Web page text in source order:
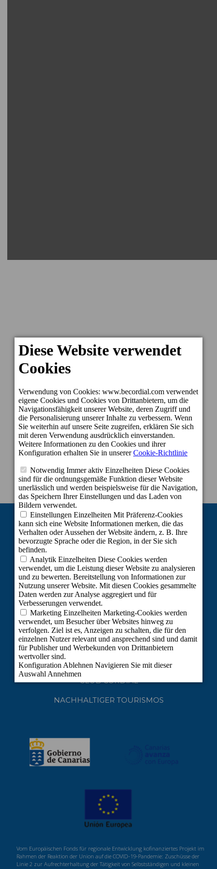
ARBEITE MIT UNS
RECHTLICHER HINWEIS
DATENSCHUTZPOLITIK
COOKIES
CLUB CORDIAL
NACHHALTIGER TOURISMOS
Vom Europäischen Fonds für regionale Entwicklung kofinanziertes Projekt im
Rahmen der Reaktion der Union auf die COVID-19-Pandemie: Zuschüsse der
Linie 2 zur Aufrechterhaltung der Tätigkeit von Selbstständigen und kleinen